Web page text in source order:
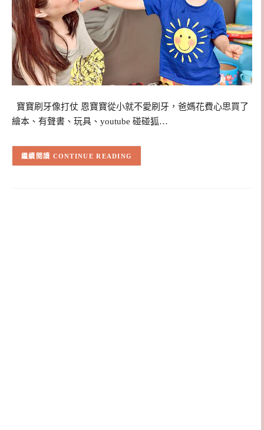
寶寶刷牙像打仗 恩寶寶從小就不愛刷牙，爸媽花費心思買了
繪本、有聲書、玩具、youtube 碰碰狐…
CONTINUE READING